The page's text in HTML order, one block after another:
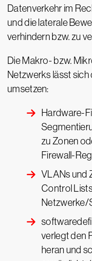
Datenverkehr im
und die laterale
verhindern bzw. zu
Die Makro- bzw.
Netzwerks lässt
umsetzen:
Hardware-
zu Zonen
Firewall-
VLANs und
Control
Netzwerke/
verlegt den
heran und